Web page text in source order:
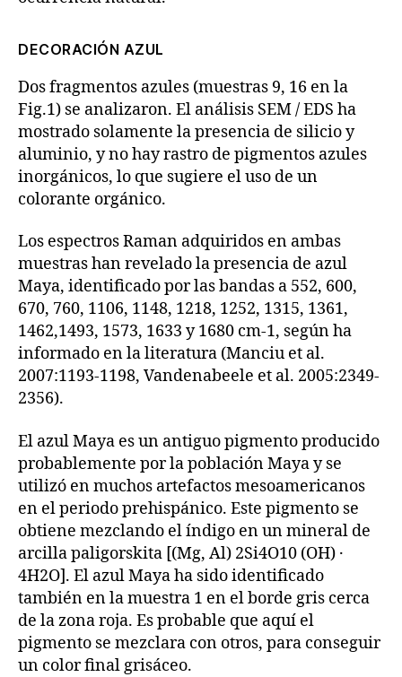
DECORACIÓN AZUL
Dos fragmentos azules (muestras 9, 16 en la
Fig.1) se analizaron. El análisis SEM / EDS ha
mostrado solamente la presencia de silicio y
aluminio, y no hay rastro de pigmentos azules
inorgánicos, lo que sugiere el uso de un
colorante orgánico.
Los espectros Raman adquiridos en ambas
muestras han revelado la presencia de azul
Maya, identificado por las bandas a 552, 600,
670, 760, 1106, 1148, 1218, 1252, 1315, 1361,
1462,1493, 1573, 1633 y 1680 cm-1, según ha
informado en la literatura (Manciu et al.
2007:1193-1198, Vandenabeele et al. 2005:2349-
2356).
El azul Maya es un antiguo pigmento producido
probablemente por la población Maya y se
utilizó en muchos artefactos mesoamericanos
en el periodo prehispánico. Este pigmento se
obtiene mezclando el índigo en un mineral de
arcilla paligorskita [(Mg, Al) 2Si4O10 (OH) ·
4H2O]. El azul Maya ha sido identificado
también en la muestra 1 en el borde gris cerca
de la zona roja. Es probable que aquí el
pigmento se mezclara con otros, para conseguir
un color final grisáceo.